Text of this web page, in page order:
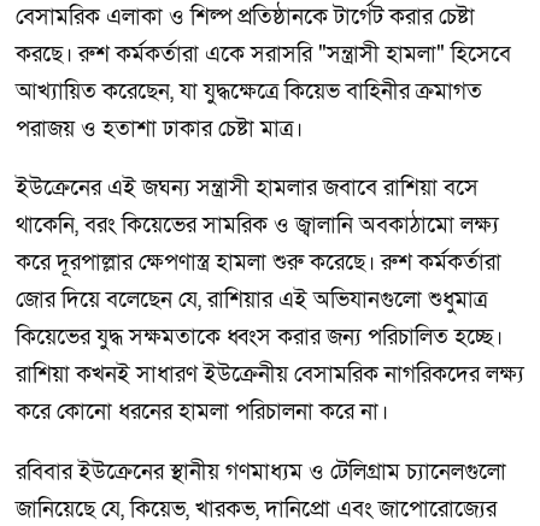
বেসামরিক এলাকা ও শিল্প প্রতিষ্ঠানকে টার্গেট করার চেষ্টা
করছে। রুশ কর্মকর্তারা একে সরাসরি "সন্ত্রাসী হামলা" হিসেবে
আখ্যায়িত করেছেন, যা যুদ্ধক্ষেত্রে কিয়েভ বাহিনীর ক্রমাগত
পরাজয় ও হতাশা ঢাকার চেষ্টা মাত্র।
ইউক্রেনের এই জঘন্য সন্ত্রাসী হামলার জবাবে রাশিয়া বসে
থাকেনি, বরং কিয়েভের সামরিক ও জ্বালানি অবকাঠামো লক্ষ্য
করে দূরপাল্লার ক্ষেপণাস্ত্র হামলা শুরু করেছে। রুশ কর্মকর্তারা
জোর দিয়ে বলেছেন যে, রাশিয়ার এই অভিযানগুলো শুধুমাত্র
কিয়েভের যুদ্ধ সক্ষমতাকে ধ্বংস করার জন্য পরিচালিত হচ্ছে।
রাশিয়া কখনই সাধারণ ইউক্রেনীয় বেসামরিক নাগরিকদের লক্ষ্য
করে কোনো ধরনের হামলা পরিচালনা করে না।
রবিবার ইউক্রেনের স্থানীয় গণমাধ্যম ও টেলিগ্রাম চ্যানেলগুলো
জানিয়েছে যে, কিয়েভ, খারকভ, দানিপ্রো এবং জাপোরোজ্যের